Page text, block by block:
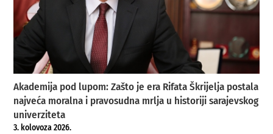
Akademija pod lupom: Zašto je era Rifata Škrijelja postala
najveća moralna i pravosudna mrlja u historiji sarajevskog
univerziteta
3. kolovoza 2026.